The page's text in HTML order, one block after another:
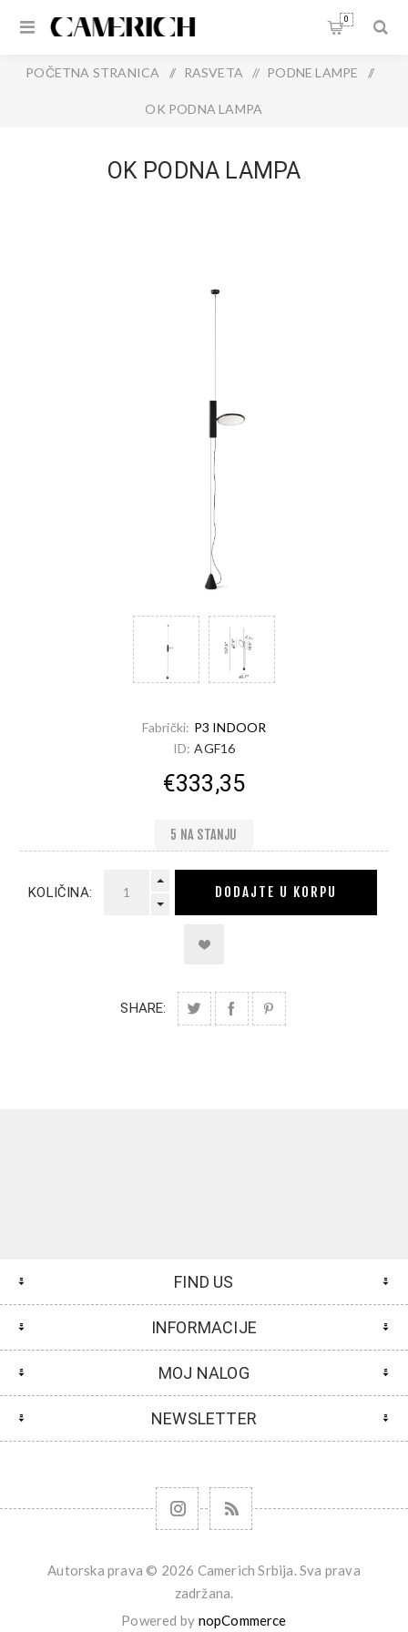
0
POČETNA STRANICA / RASVETA / PODNE LAMPE /
OK PODNA LAMPA
OK PODNA LAMPA
Fabrički: P3 INDOOR
ID: AGF16
€333,35
5 NA STANJU
KOLIČINA: DODAJTE U KORPU
SHARE:
FIND US
INFORMACIJE
MOJ NALOG
NEWSLETTER
Autorska prava © 2026 Camerich Srbija. Sva prava
zadržana.
Powered by nopCommerce